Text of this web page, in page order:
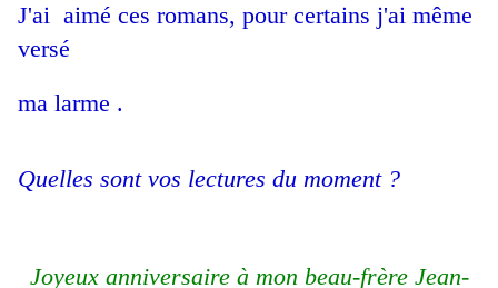
J'ai aimé ces romans, pour certains j'ai même
versé
ma larme .
Quelles sont vos lectures du moment ?
Joyeux anniversaire à mon beau-frère Jean-